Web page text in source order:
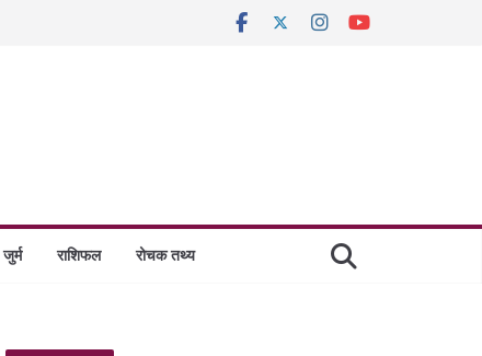
जुर्म राशिफल रोचक तथ्य